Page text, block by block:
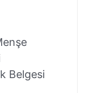
Belgesi